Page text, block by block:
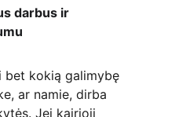
darbus ir
bet kokią galimybę
ar namie, dirba
Jei kairioji